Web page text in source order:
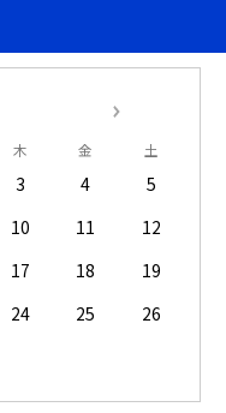
木 金 土
3 4
5
10 11
12
17 18
19
24 25
26